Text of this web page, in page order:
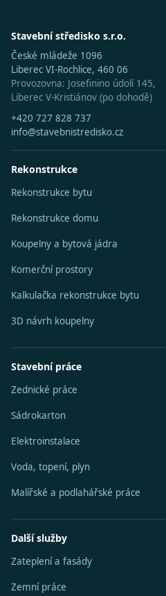
Stavební středisko s.r.o.
České mládeže 1096
Liberec VI-Rochlice, 460 06
Provozovna: Josefinino údolí 145,
Liberec V-Kristiánov (po dohodě)
+420 727 828 737
info@stavebnistredisko.cz
Rekonstrukce
Rekonstrukce bytu
Rekonstrukce domu
Koupelny a bytová jádra
Komerční prostory
Kalkulačka rekonstrukce bytu
3D návrh koupelny
Stavební práce
Zednické práce
Sádrokarton
Elektroinstalace
Voda, topení, plyn
Malířské a podlahářské práce
Další služby
Zateplení a fasády
Zemní práce